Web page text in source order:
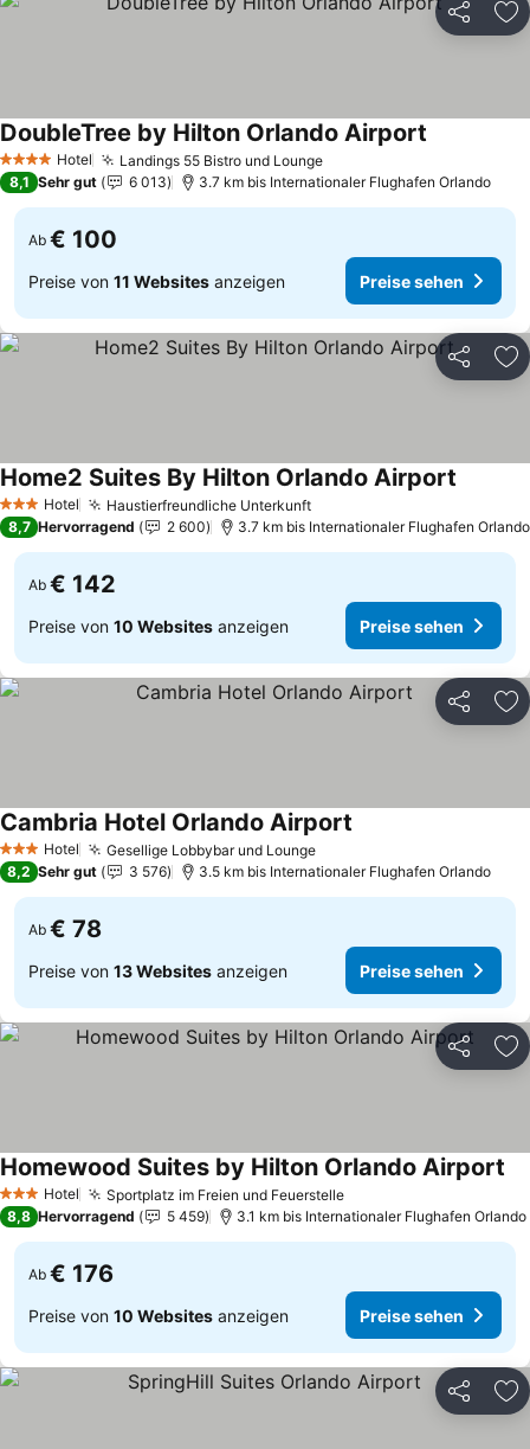
Teilen
4 Sterne Hotel Landings 55 Bistro und LoungePreise sehen
DoubleTree by Hilton Orlando Airport
8,1 Sehr gut 6 013 3.7 km bis Internationaler Flughafen Orlando
Ab € 100
Preise von 11 Websites anzeigen Preise sehen
Teilen
3 SterneHotel Haustierfreundliche UnterkunftPreise sehen
Home2 Suites By Hilton Orlando Airport
8,7 Hervorragend 2 600 3.7 km bis Internationaler Flughafen Orlando
Ab € 142
Preise von 10 Websites anzeigen Preise sehen
Teilen
3 SterneHotel Gesellige Lobbybar und LoungePreise sehen
Cambria Hotel Orlando Airport
8,2 Sehr gut 3 576 3.5 km bis Internationaler Flughafen Orlando
Ab € 78
Preise von 13 Websites anzeigen Preise sehen
Teilen
3 SterneHotel Sportplatz im Freien und FeuerstellePreise sehen
Homewood Suites by Hilton Orlando Airport
8,8 Hervorragend 5 459 3.1 km bis Internationaler Flughafen Orlando
Ab € 176
Preise von 10 Websites anzeigen Preise sehen
Teilen